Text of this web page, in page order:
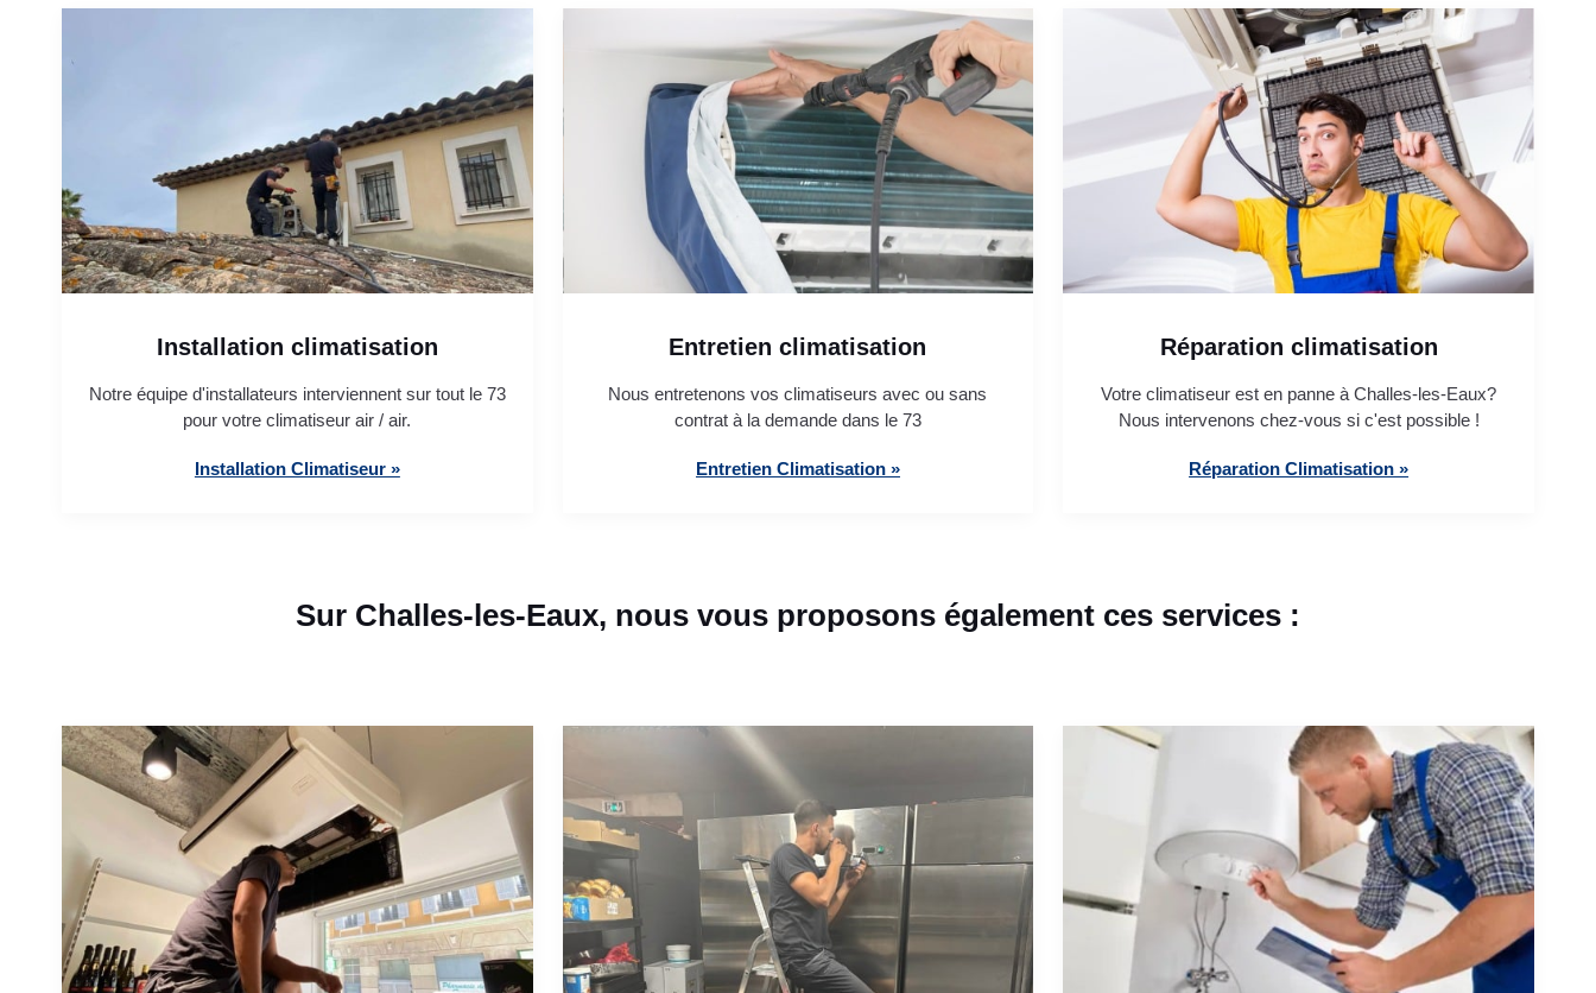
Installation climatisation
Notre équipe d'installateurs interviennent sur tout le 73
pour votre climatiseur air / air.
Installation Climatiseur »
Entretien climatisation
Nous entretenons vos climatiseurs avec ou sans
contrat à la demande dans le 73
Entretien Climatisation »
Réparation climatisation
Votre climatiseur est en panne à Challes-les-Eaux?
Nous intervenons chez-vous si c'est possible !
Réparation Climatisation »
Sur Challes-les-Eaux, nous vous proposons également ces services :